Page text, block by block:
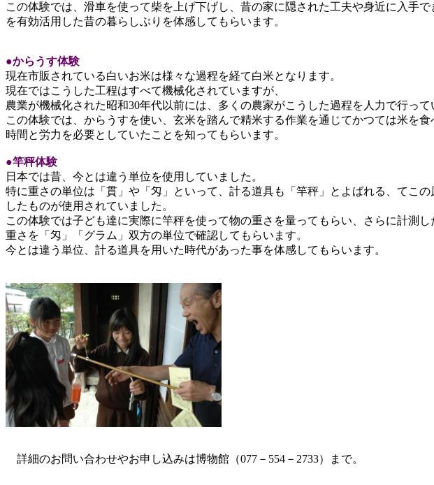
この体験では、滑車を使って柴を上げ下げし、昔の家に隠された工夫や身近に入手で
を有効活用した昔の暮らしぶりを体感してもらいます。
●からうす体験
現在市販されている白いお米は様々な過程を経て白米となります。
現在ではこうした工程はすべて機械化されていますが、
農業が機械化された昭和30年代以前には、多くの農家がこうした過程を人力で行って
この体験では、からうすを使い、玄米を踏んで精米する作業を通じてかつては米を食
時間と労力を必要としていたことを知ってもらいます。
●竿秤体験
日本では昔、今とは違う単位を使用していました。
特に重さの単位は「貫」や「匁」といって、計る道具も「竿秤」とよばれる、てこの
したものが使用されていました。
この体験では子ども達に実際に竿秤を使って物の重さを量ってもらい、さらに計測し
重さを「匁」「グラム」双方の単位で確認してもらいます。
今とは違う単位、計る道具を用いた時代があった事を体感してもらいます。
詳細のお問い合わせやお申し込みは博物館（077－554－2733）まで。